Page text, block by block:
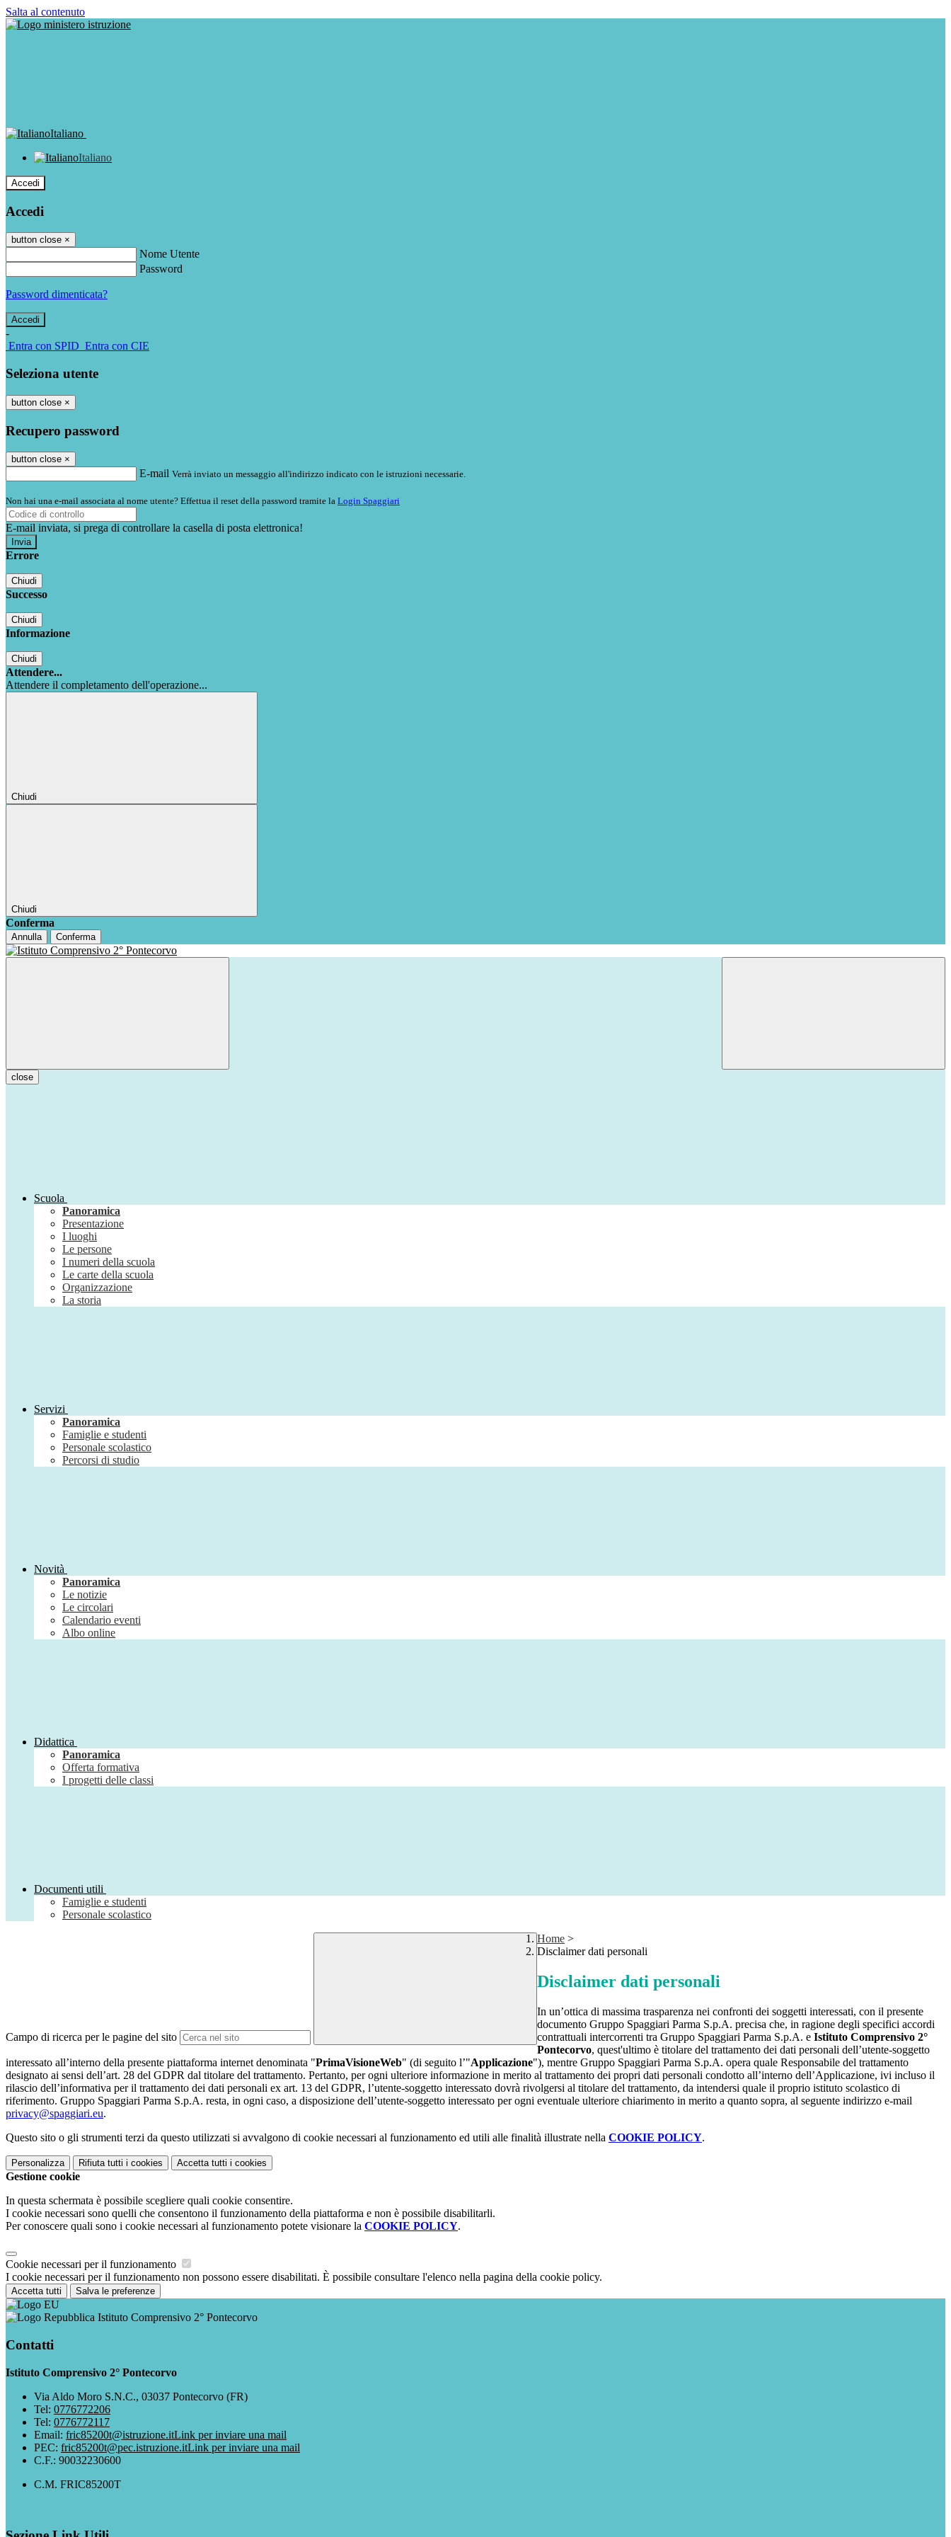
Salta al contenuto
Italiano
Italiano
Accedi
Accedi
button close ×
Nome Utente
Password
Password dimenticata?
-
Entra con SPID Entra con CIE
Seleziona utente
button close ×
Recupero password
button close ×
E-mail Verrà inviato un messaggio all'indirizzo indicato con le istruzioni necessarie.
Non hai una e-mail associata al nome utente? Effettua il reset della password tramite la Login Spaggiari
E-mail inviata, si prega di controllare la casella di posta elettronica!
Errore
Chiudi
Successo
Chiudi
Informazione
Chiudi
Attendere...
Attendere il completamento dell'operazione...
Chiudi
Chiudi
Conferma
Annulla Conferma
close
Scuola
Panoramica
Presentazione
I luoghi
Le persone
I numeri della scuola
Le carte della scuola
Organizzazione
La storia
Servizi
Panoramica
Famiglie e studenti
Personale scolastico
Percorsi di studio
Novità
Panoramica
Le notizie
Le circolari
Calendario eventi
Albo online
Didattica
Panoramica
Offerta formativa
I progetti delle classi
Documenti utili
Famiglie e studenti
Personale scolastico
Campo di ricerca per le pagine del sito
Home >
Disclaimer dati personali
Disclaimer dati personali
In un’ottica di massima trasparenza nei confronti dei soggetti interessati, con il presente
documento Gruppo Spaggiari Parma S.p.A. precisa che, in ragione degli specifici accordi
contrattuali intercorrenti tra Gruppo Spaggiari Parma S.p.A. e Istituto Comprensivo 2°
Pontecorvo, quest'ultimo è titolare del trattamento dei dati personali dell’utente-soggetto
interessato all’interno della presente piattaforma internet denominata "PrimaVisioneWeb" (di seguito l’"Applicazione"), mentre Gruppo Spaggiari Parma S.p.A. opera quale Responsabile del trattamento
designato ai sensi dell’art. 28 del GDPR dal titolare del trattamento. Pertanto, per ogni ulteriore informazione in merito al trattamento dei propri dati personali condotto all’interno dell’Applicazione, ivi incluso il
rilascio dell’informativa per il trattamento dei dati personali ex art. 13 del GDPR, l’utente-soggetto interessato dovrà rivolgersi al titolare del trattamento, da intendersi quale il proprio istituto scolastico di
riferimento. Gruppo Spaggiari Parma S.p.A. resta, in ogni caso, a disposizione dell’utente-soggetto interessato per ogni eventuale ulteriore chiarimento in merito a quanto sopra, al seguente indirizzo e-mail
privacy@spaggiari.eu.
Questo sito o gli strumenti terzi da questo utilizzati si avvalgono di cookie necessari al funzionamento ed utili alle finalità illustrate nella COOKIE POLICY.
Personalizza Rifiuta tutti i cookies Accetta tutti i cookies
Gestione cookie
In questa schermata è possibile scegliere quali cookie consentire.
I cookie necessari sono quelli che consentono il funzionamento della piattaforma e non è possibile disabilitarli.
Per conoscere quali sono i cookie necessari al funzionamento potete visionare la COOKIE POLICY.
Cookie necessari per il funzionamento
I cookie necessari per il funzionamento non possono essere disabilitati. È possibile consultare l'elenco nella pagina della cookie policy.
Accetta tutti Salva le preferenze
Istituto Comprensivo 2° Pontecorvo
Contatti
Istituto Comprensivo 2° Pontecorvo
Via Aldo Moro S.N.C., 03037 Pontecorvo (FR)
Tel: 0776772206
Tel: 0776772117
Email: fric85200t@istruzione.itLink per inviare una mail
PEC: fric85200t@pec.istruzione.itLink per inviare una mail
C.F.: 90032230600
C.M. FRIC85200T